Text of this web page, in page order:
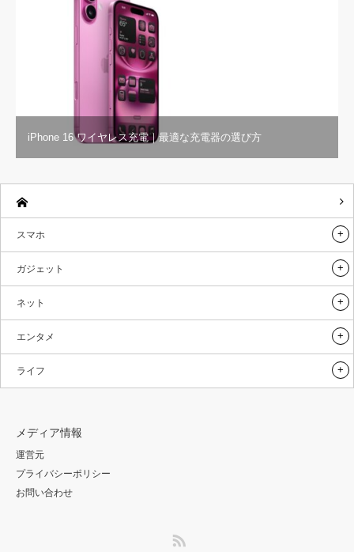
iPhone 16 ワイヤレス充電｜最適な充電器の選び方
スマホ
ガジェット
ネット
エンタメ
ライフ
メディア情報
運営元
プライバシーポリシー
お問い合わせ